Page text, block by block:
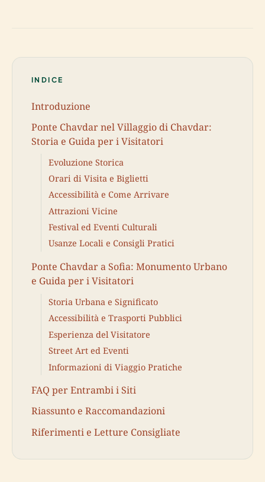
INDICE
Introduzione
Ponte Chavdar nel Villaggio di Chavdar:
Storia e Guida per i Visitatori
Evoluzione Storica
Orari di Visita e Biglietti
Accessibilità e Come Arrivare
Attrazioni Vicine
Festival ed Eventi Culturali
Usanze Locali e Consigli Pratici
Ponte Chavdar a Sofia: Monumento Urbano
e Guida per i Visitatori
Storia Urbana e Significato
Accessibilità e Trasporti Pubblici
Esperienza del Visitatore
Street Art ed Eventi
Informazioni di Viaggio Pratiche
FAQ per Entrambi i Siti
Riassunto e Raccomandazioni
Riferimenti e Letture Consigliate